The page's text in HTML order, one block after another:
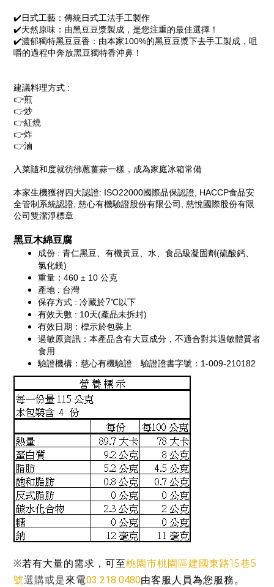
✔️日式工藝：傳統日式工法手工製作
✔️天然原味：由黑豆豆漿製成，是您注重的最佳選擇！
✔️濃郁獨特黑豆豆香：由本家100%的黑豆豆漿下去手工製成，咀
嚼的過程中奔放黑豆獨特香沖鼻！
建議料理方式 :
👉煎
👉炒
👉紅燒
👉炸
👉滷
入菜隨和度就彷彿蔥薑蒜一樣，成為家庭冰箱常備
本家生機獲得四大認證: ISO22000國際品保認證, HACCP食品安
全管制系統認證, 慈心有機驗證股份有限公司, 慈悅國際股份有限
公司雙潔淨標章
黑豆木綿豆腐
成份 : 青仁黑豆、有機黃豆、水、食品級凝固劑(硫酸鈣、
氯化鎂)
重量：460 ± 10 公克
產地 : 台灣
保存方式 : 冷藏於7℃以下
有效天數 : 10天(產品未拆封)
有效日期：標示於包裝上
過敏原資訊：本產品含有大豆成分，不適合對其過敏體質者
食用
驗證機構：慈心有機驗證　驗證證書字號：1-009-210182
※若有大量的需求，可至桃園市桃園區建國東路15巷5
號選購或是來電03 218 0480由客服人員為您服務。